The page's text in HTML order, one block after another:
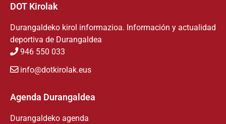
DOT Kirolak
Durangaldeko kirol informazioa. Información y actualidad
deportiva de Durangaldea
946 550 033
info@dotkirolak.eus
Agenda Durangaldea
Durangaldeko agenda